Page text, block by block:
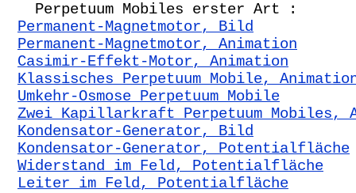
Perpetuum Mobiles erster Art :
Permanent-Magnetmotor, Bild
Permanent-Magnetmotor, Animation
Casimir-Effekt-Motor, Animation
Klassisches Perpetuum Mobile,
Umkehr-Osmose Perpetuum Mobile
Zwei Kapillarkraft Perpetuum Mobiles,
Kondensator-Generator, Bild
Kondensator-Generator, Potentialfläche
Widerstand im Feld, Potentialfläche
Leiter im Feld, Potentialfläche